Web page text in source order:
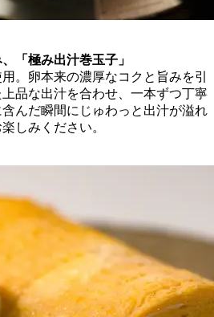
「極み出汁巻玉子」
。卵本来の濃厚なコクと旨みを引
品な出汁を合わせ、一本ずつ丁寧
んだ瞬間にじゅわっと出汁が溢れ
しみください。